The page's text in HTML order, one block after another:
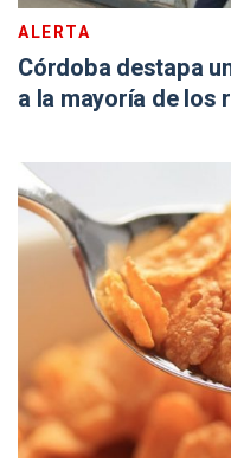
ALERTA
Córdoba destapa
a la mayoría de